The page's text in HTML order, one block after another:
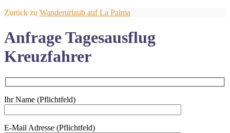
Zurück zu Wanderurlaub auf La Palma
Anfrage Tagesausflug
Kreuzfahrer
Ihr Name (Pflichtfeld)
E-Mail Adresse (Pflichtfeld)